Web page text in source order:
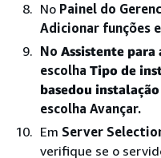
No Painel do
Adicionar funções
No Assistente para
escolha Tipo de
basedou
escolha Avançar.
Em Server
verifique se o